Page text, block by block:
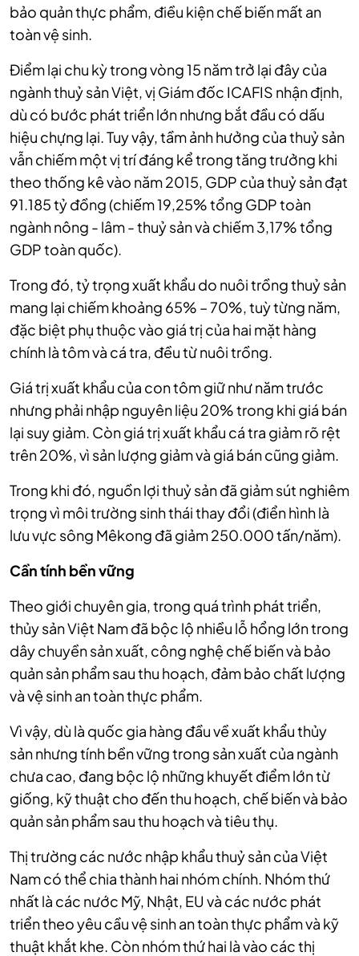
bảo quản thực phẩm, điều kiện chế biến mất an
toàn vệ sinh.
Điểm lại chu kỳ trong vòng 15 năm trở lại đây của
ngành thuỷ sản Việt, vị Giám đốc ICAFIS nhận định,
dù có bước phát triển lớn nhưng bắt đầu có dấu
hiệu chựng lại. Tuy vậy, tầm ảnh hưởng của thuỷ sản
vẫn chiếm một vị trí đáng kể trong tăng trưởng khi
theo thống kê vào năm 2015, GDP của thuỷ sản đạt
91.185 tỷ đồng (chiếm 19,25% tổng GDP toàn
ngành nông - lâm - thuỷ sản và chiếm 3,17% tổng
GDP toàn quốc).
Trong đó, tỷ trọng xuất khẩu do nuôi trồng thuỷ sản
mang lại chiếm khoảng 65% – 70%, tuỳ từng năm,
đặc biệt phụ thuộc vào giá trị của hai mặt hàng
chính là tôm và cá tra, đều từ nuôi trồng.
Giá trị xuất khẩu của con tôm giữ như năm trước
nhưng phải nhập nguyên liệu 20% trong khi giá bán
lại suy giảm. Còn giá trị xuất khẩu cá tra giảm rõ rệt
trên 20%, vì sản lượng giảm và giá bán cũng giảm.
Trong khi đó, nguồn lợi thuỷ sản đã giảm sút nghiêm
trọng vì môi trường sinh thái thay đổi (điển hình là
lưu vực sông Mêkong đã giảm 250.000 tấn/năm).
Cần tính bền vững
Theo giới chuyên gia, trong quá trình phát triển,
thủy sản Việt Nam đã bộc lộ nhiều lỗ hổng lớn trong
dây chuyền sản xuất, công nghệ chế biến và bảo
quản sản phẩm sau thu hoạch, đảm bảo chất lượng
và vệ sinh an toàn thực phẩm.
Vì vậy, dù là quốc gia hàng đầu về xuất khẩu thủy
sản nhưng tính bền vững trong sản xuất của ngành
chưa cao, đang bộc lộ những khuyết điểm lớn từ
giống, kỹ thuật cho đến thu hoạch, chế biến và bảo
quản sản phẩm sau thu hoạch và tiêu thụ.
Thị trường các nước nhập khẩu thuỷ sản của Việt
Nam có thể chia thành hai nhóm chính. Nhóm thứ
nhất là các nước Mỹ, Nhật, EU và các nước phát
triển theo yêu cầu vệ sinh an toàn thực phẩm và kỹ
thuật khắt khe. Còn nhóm thứ hai là vào các thị